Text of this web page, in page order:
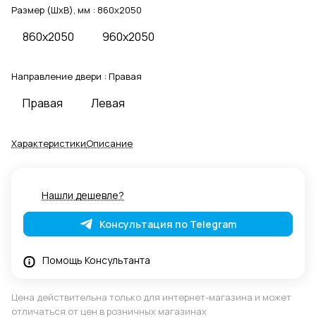
Размер (ШхВ), мм : 860x2050
860x2050 960x2050
Направление двери : Правая
Правая Левая
ХарактеристикиОписание
Нашли дешевле?
Консультация по Telegram
Помощь Консультанта
Цена действительна только для интернет-магазина и может
отличаться от цен в розничных магазинах